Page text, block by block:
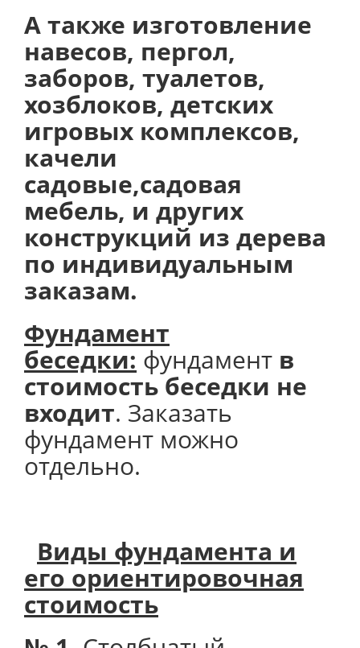
А также изготовление
навесов, пергол,
заборов, туалетов,
хозблоков, детских
игровых комплексов,
качели
садовые,садовая
мебель, и других
конструкций из дерева
по индивидуальным
заказам.
Фундамент
беседки: фундамент в
стоимость беседки не
входит. Заказать
фундамент можно
отдельно.
Виды фундамента и
его ориентировочная
стоимость